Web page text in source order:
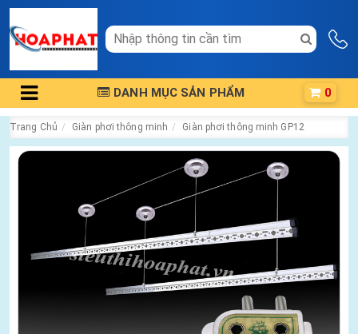
DANH MỤC SẢN PHẨM 0
Trang Chủ Giàn phơi thông minh Giàn phơi thông minh GP12